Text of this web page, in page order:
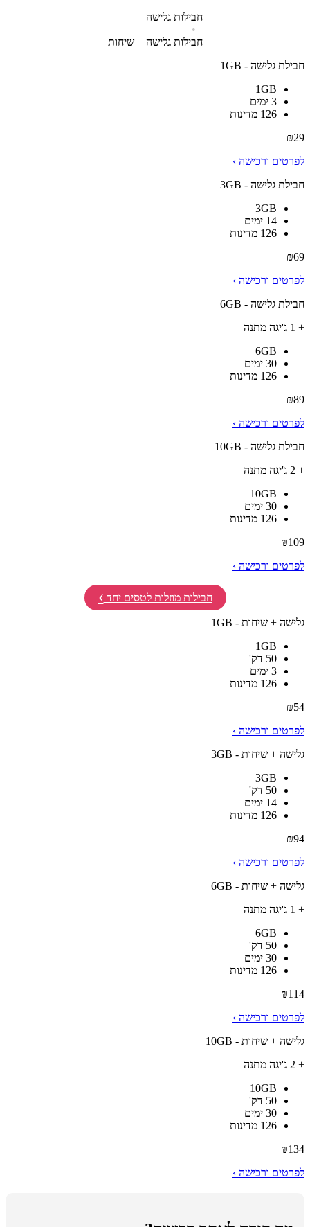
חבילות גלישה
•
חבילות גלישה + שיחות
חבילת גלישה - 1GB
1GB
3 ימים
126 מדינות
₪29
לפרטים ורכישה ›
חבילת גלישה - 3GB
3GB
14 ימים
126 מדינות
₪69
לפרטים ורכישה ›
חבילת גלישה - 6GB
+ 1 ג'יגה מתנה
6GB
30 ימים
126 מדינות
₪89
לפרטים ורכישה ›
חבילת גלישה - 10GB
+ 2 ג'יגה מתנה
10GB
30 ימים
126 מדינות
₪109
לפרטים ורכישה ›
חבילות מוזלות לטסים יחד ›
גלישה + שיחות - 1GB
1GB
50 דק'
3 ימים
126 מדינות
₪54
לפרטים ורכישה ›
גלישה + שיחות - 3GB
3GB
50 דק'
14 ימים
126 מדינות
₪94
לפרטים ורכישה ›
גלישה + שיחות - 6GB
+ 1 ג'יגה מתנה
6GB
50 דק'
30 ימים
126 מדינות
₪114
לפרטים ורכישה ›
גלישה + שיחות - 10GB
+ 2 ג'יגה מתנה
10GB
50 דק'
30 ימים
126 מדינות
₪134
לפרטים ורכישה ›